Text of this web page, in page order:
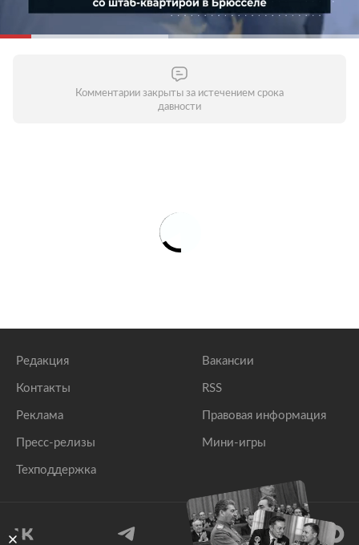
Комментарии закрыты за истечением срока
давности
Редакция
Контакты
Реклама
Пресс-релизы
Техподдержка
Вакансии
RSS
Правовая информация
Мини-игры